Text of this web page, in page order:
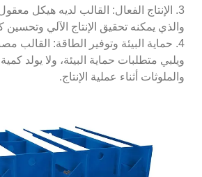
3. الإنتاج الفعال: القالب لديه هيكل
والذي يمكنه تحقيق الإنتاج الآلي وتحسين
4. حماية البيئة وتوفير الطاقة: القالب
ويلبي متطلبات حماية البيئة، ولا يولد
والملوثات أثناء عملية الإنتاج.